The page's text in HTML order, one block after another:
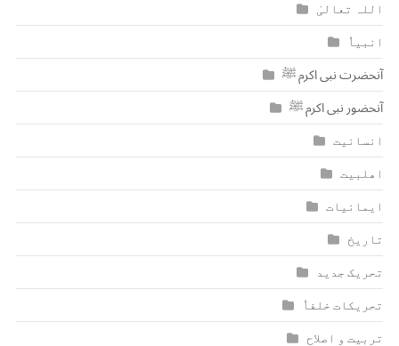
اللہ تعالیٰ
انبیاٗ
آنحضرت نبی اکرم ﷺ
آنحضور نبی اکرم ﷺ
انسانیت
اھلبیت
ایمانیات
تاریخ
تحریک جدید
تحریکات خلفاٗ
تربیت و اصلاح